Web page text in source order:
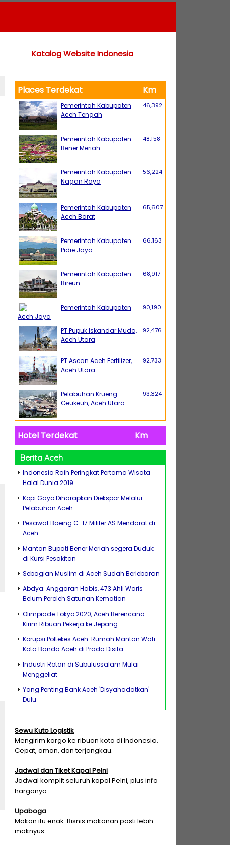
Katalog Website Indonesia
Places Terdekat Km
Pemerintah Kabupaten
Aceh Tengah
46,392
Pemerintah Kabupaten
Bener Meriah
48,158
Pemerintah Kabupaten
Nagan Raya
56,224
Pemerintah Kabupaten
Aceh Barat
65,607
Pemerintah Kabupaten
Pidie Jaya
66,163
Pemerintah Kabupaten
Bireun
68,917
Pemerintah Kabupaten
Aceh Jaya
90,190
PT Pupuk Iskandar Muda,
Aceh Utara
92,476
PT Asean Aceh Fertilizer,
Aceh Utara
92,733
Pelabuhan Krueng
Geukeuh, Aceh Utara
93,324
Hotel Terdekat Km
Berita Aceh
Indonesia Raih Peringkat Pertama Wisata
Halal Dunia 2019
Kopi Gayo Diharapkan Diekspor Melalui
Pelabuhan Aceh
Pesawat Boeing C-17 Militer AS Mendarat di
Aceh
Mantan Bupati Bener Meriah segera Duduk
di Kursi Pesakitan
Sebagian Muslim di Aceh Sudah Berlebaran
Abdya: Anggaran Habis, 473 Ahli Waris
Belum Peroleh Satunan Kematian
Olimpiade Tokyo 2020, Aceh Berencana
Kirim Ribuan Pekerja ke Jepang
Korupsi Poltekes Aceh: Rumah Mantan Wali
Kota Banda Aceh di Prada Disita
Industri Rotan di Subulussalam Mulai
Menggeliat
Yang Penting Bank Aceh 'Disyahadatkan'
Dulu
Sewu Kuto Logistik
Mengirim kargo ke ribuan kota di Indonesia.
Cepat, aman, dan terjangkau.
Jadwal dan Tiket Kapal Pelni
Jadwal komplit seluruh kapal Pelni, plus info
harganya
Upaboga
Makan itu enak. Bisnis makanan pasti lebih
maknyus.